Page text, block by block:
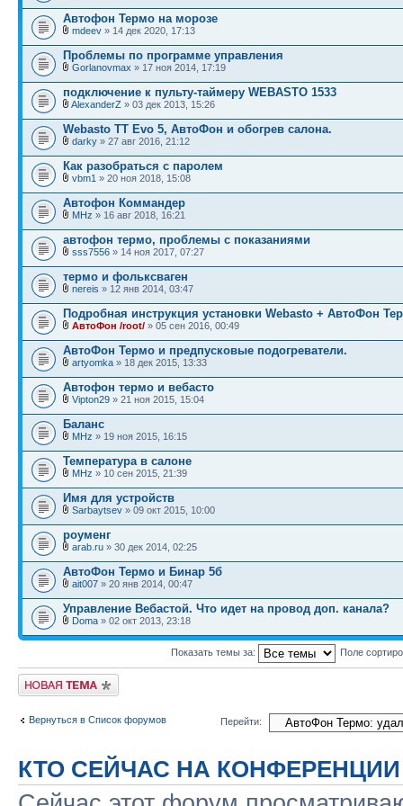
Автофон Термо на морозе
mdeev » 14 дек 2020, 17:13
Проблемы по программе управления
Gorlanovmax » 17 ноя 2014, 17:19
подключение к пульту-таймеру WEBASTO 1533
AlexanderZ » 03 дек 2013, 15:26
Webasto TT Evo 5, АвтоФон и обогрев салона.
darky » 27 авг 2016, 21:12
Как разобраться с паролем
vbm1 » 20 ноя 2018, 15:08
Автофон Коммандер
MHz » 16 авг 2018, 16:21
автофон термо, проблемы с показаниями
sss7556 » 14 ноя 2017, 07:27
термо и фольксваген
nereis » 12 янв 2014, 03:47
Подробная инструкция установки Webasto + АвтоФон
АвтоФон /root/ » 05 сен 2016, 00:49
АвтоФон Термо и предпусковые подогреватели.
artyomka » 18 дек 2015, 13:33
Автофон термо и вебасто
Vipton29 » 21 ноя 2015, 15:04
Баланс
MHz » 19 ноя 2015, 16:15
Температура в салоне
MHz » 10 сен 2015, 21:39
Имя для устройств
Sarbaytsev » 09 окт 2015, 10:00
роуменг
arab.ru » 30 дек 2014, 02:25
АвтоФон Термо и Бинар 5б
ait007 » 20 янв 2014, 00:47
Управление Вебастой. Что идет на провод доп. канала?
Doma » 02 окт 2013, 23:18
Показать темы за: Поле
Новая тема
Вернуться в Список форумов Перейти:
КТО СЕЙЧАС НА КОНФЕРЕНЦИИ